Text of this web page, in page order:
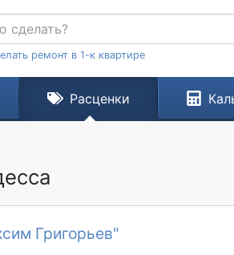
ремонт в 1-к квартире
Расценки
Григорьев"